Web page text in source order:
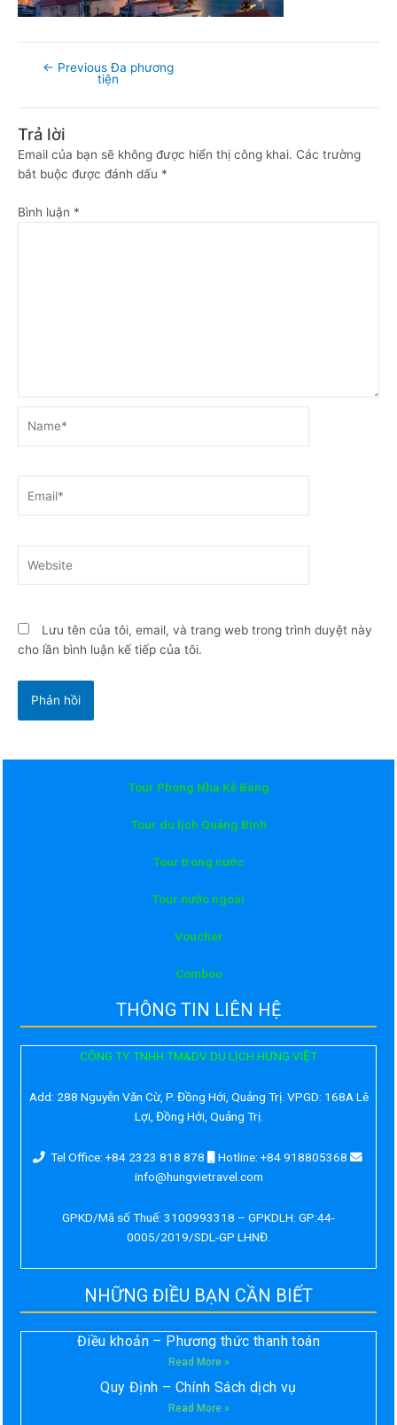
← Previous Đa phương
tiện
Trả lời
Email của bạn sẽ không được hiển thị công khai. Các trường
bắt buộc được đánh dấu *
Bình luận *
Lưu tên của tôi, email, và trang web trong trình duyệt này
cho lần bình luận kế tiếp của tôi.
Tour Phong Nha Kẻ Bàng
Tour du lịch Quảng Bình
Tour trong nước
Tour nước ngoài
Voucher
Comboo
THÔNG TIN LIÊN HỆ
CÔNG TY TNHH TM&DV DU LỊCH HƯNG VIỆT
Add: 288 Nguyễn Văn Cừ, P. Đồng Hới, Quảng Trị. VPGD: 168A Lê
Lợi, Đồng Hới, Quảng Trị.
Tel Office: +84 2323 818 878
Hotline: +84 918805368
info@hungvietravel.com
GPKD/Mã số Thuế: 3100993318 – GPKDLH: GP:44-
0005/2019/SDL-GP LHNĐ.
NHỮNG ĐIỀU BẠN CẦN BIẾT
Điều khoản – Phương thức thanh toán
Read More »
Quy Định – Chính Sách dịch vụ
Read More »